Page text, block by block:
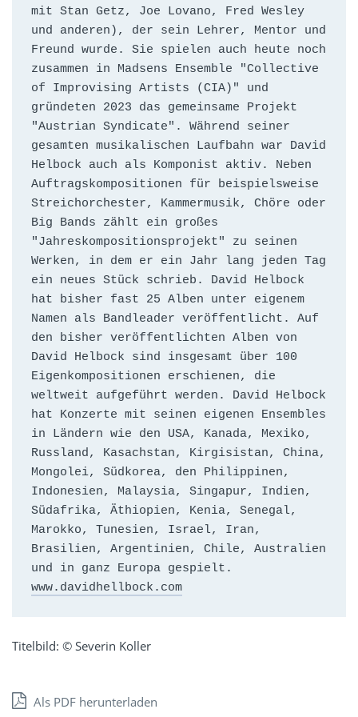
mit Stan Getz, Joe Lovano, Fred Wesley
und anderen), der sein Lehrer, Mentor und
Freund wurde. Sie spielen auch heute noch
zusammen in Madsens Ensemble "Collective
of Improvising Artists (CIA)" und
gründeten 2023 das gemeinsame Projekt
"Austrian Syndicate". Während seiner
gesamten musikalischen Laufbahn war David
Helbock auch als Komponist aktiv. Neben
Auftragskompositionen für beispielsweise
Streichorchester, Kammermusik, Chöre oder
Big Bands zählt ein großes
"Jahreskompositionsprojekt" zu seinen
Werken, in dem er ein Jahr lang jeden Tag
ein neues Stück schrieb. David Helbock
hat bisher fast 25 Alben unter eigenem
Namen als Bandleader veröffentlicht. Auf
den bisher veröffentlichten Alben von
David Helbock sind insgesamt über 100
Eigenkompositionen erschienen, die
weltweit aufgeführt werden. David Helbock
hat Konzerte mit seinen eigenen Ensembles
in Ländern wie den USA, Kanada, Mexiko,
Russland, Kasachstan, Kirgisistan, China,
Mongolei, Südkorea, den Philippinen,
Indonesien, Malaysia, Singapur, Indien,
Südafrika, Äthiopien, Kenia, Senegal,
Marokko, Tunesien, Israel, Iran,
Brasilien, Argentinien, Chile, Australien
www.davidhellbock.com
Titelbild: © Severin Koller
Als PDF herunterladen